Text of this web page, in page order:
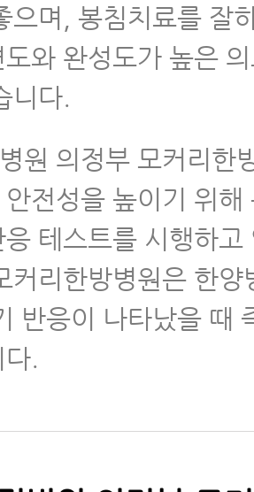
으며, 봉침치료를 잘
와 완성도가 높은
니다.
원 의정부 모커리한
전성을 높이기 위해
테스트를 시행하고
커리한방병원은 한양
반응이 나타났을 때
.